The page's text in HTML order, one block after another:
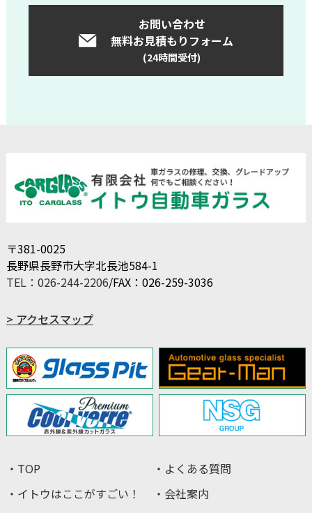
お問い合わせ
無料お見積もりフォーム
(24時間受付)
〒381-0025
長野県長野市大字北長池584-1
TEL：026-244-2206/FAX：026-259-3036
> アクセスマップ
・TOP
・イトウはここがすごい！
・よくある質問
・会社案内